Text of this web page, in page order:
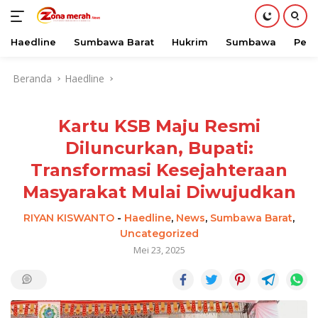
Haedline Sumbawa Barat Hukrim Sumbawa
Beranda Haedline
Kartu KSB Maju Resmi
Diluncurkan, Bupati:
Transformasi Kesejahteraan
Masyarakat Mulai Diwujudkan
RIYAN KISWANTO - Haedline, News, Sumbawa Barat,
Uncategorized
Mei 23, 2025